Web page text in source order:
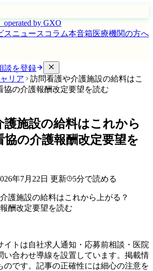
operated by GXO
スニュース コラム本音箱医療機関の方へ
談を登録
リア
訪問看護や介護施設の給料はこ
協の介護報酬改定要望を読む
護施設の給料はこれから
協の介護報酬改定要望を
年7月22日 更新 5分で読める
イトは自社求人通知・応募前相談・医院
い合わせ導線を設置しています。掲載情
のです。記事の正確性には細心の注意を